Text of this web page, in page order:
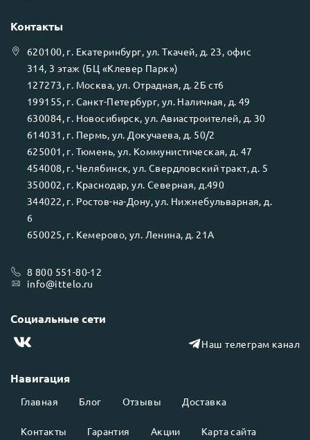
Навигация
Главная Блог Отзывы Доставка
Контакты Гарантия Акции Карта сайта
Контакты
620100, г. Екатеринбург, ул.Ткачей, д. 23, офис
314, 3 этаж (БЦ «Клевер Парк»)
127273, г. Москва, ул. Отрадная, д. 2Б ст6
199155, г. Санкт-Петербург, ул. Наличная, д. 49
630084, г. Новосибирск, ул. Авиастроителей, д. 30
614031 , г. Пермь, ул. Докучаева, д. 50/2
625001 , г. Тюмень, ул. Коммунистическая, д. 47
454008, г. Челябинск, ул. Свердловский тракт, д. 5
350002, г. Краснодар, ул. Северная, д.490
344022, г. Ростов-на-Дону, ул. Нижнебульварная, д.
6
650025, г. Кемерово, ул. Ленина, д. 21А
8 800 551-80-12
info@ittelo.ru
Социальные сети
Наш телеграм канал